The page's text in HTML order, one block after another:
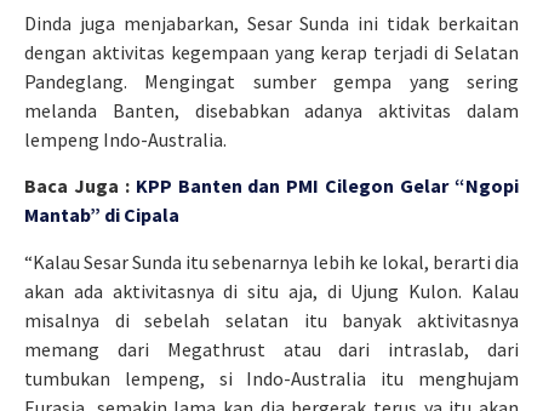
Dinda juga menjabarkan, Sesar Sunda ini tidak berkaitan
dengan aktivitas kegempaan yang kerap terjadi di Selatan
Pandeglang. Mengingat sumber gempa yang sering
melanda Banten, disebabkan adanya aktivitas dalam
lempeng Indo-Australia.
Baca Juga : KPP Banten dan PMI Cilegon Gelar “Ngopi
Mantab” di Cipala
“Kalau Sesar Sunda itu sebenarnya lebih ke lokal, berarti dia
akan ada aktivitasnya di situ aja, di Ujung Kulon. Kalau
misalnya di sebelah selatan itu banyak aktivitasnya
memang dari Megathrust atau dari intraslab, dari
tumbukan lempeng, si Indo-Australia itu menghujam